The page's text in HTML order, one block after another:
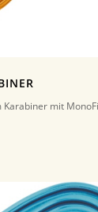
mit